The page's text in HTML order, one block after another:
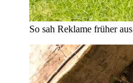
So sah Reklame früher aus